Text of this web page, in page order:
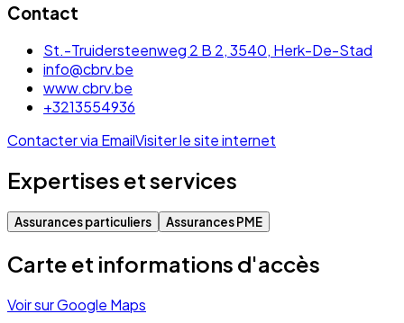
Contact
St.-Truidersteenweg 2 B 2, 3540, Herk-De-Stad
info@cbrv.be
www.cbrv.be
+3213554936
Contacter via EmailVisiter le site internet
Expertises et services
Assurances particuliers Assurances PME
Carte et informations d'accès
Voir sur Google Maps